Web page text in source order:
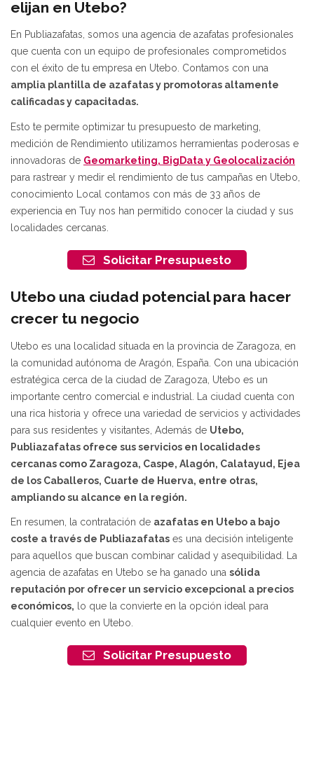
elijan en Utebo?
En Publiazafatas, somos una agencia de azafatas profesionales
que cuenta con un equipo de profesionales comprometidos
con el éxito de tu empresa en Utebo. Contamos con una
amplia plantilla de azafatas y promotoras altamente
calificadas y capacitadas.
Esto te permite optimizar tu presupuesto de marketing,
medición de Rendimiento utilizamos herramientas poderosas e
innovadoras de Geomarketing, BigData y Geolocalización
para rastrear y medir el rendimiento de tus campañas en Utebo,
conocimiento Local contamos con más de 33 años de
experiencia en Tuy nos han permitido conocer la ciudad y sus
localidades cercanas.
Solicitar Presupuesto
Utebo una ciudad potencial para hacer
crecer tu negocio
Utebo es una localidad situada en la provincia de Zaragoza, en
la comunidad autónoma de Aragón, España. Con una ubicación
estratégica cerca de la ciudad de Zaragoza, Utebo es un
importante centro comercial e industrial. La ciudad cuenta con
una rica historia y ofrece una variedad de servicios y actividades
para sus residentes y visitantes, Además de Utebo,
Publiazafatas ofrece sus servicios en localidades
cercanas como Zaragoza, Caspe, Alagón, Calatayud, Ejea
de los Caballeros, Cuarte de Huerva, entre otras,
ampliando su alcance en la región.
En resumen, la contratación de azafatas en Utebo a bajo
coste a través de Publiazafatas es una decisión inteligente
para aquellos que buscan combinar calidad y asequibilidad. La
agencia de azafatas en Utebo se ha ganado una sólida
reputación por ofrecer un servicio excepcional a precios
económicos, lo que la convierte en la opción ideal para
cualquier evento en Utebo.
Solicitar Presupuesto